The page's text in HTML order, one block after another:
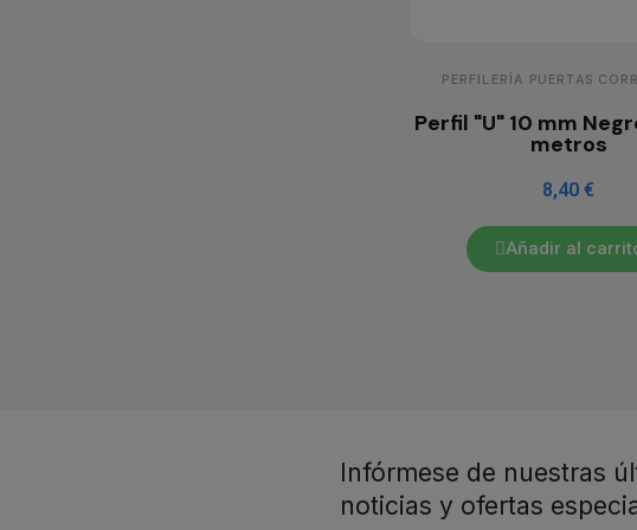
PERFILERÍA PUERTAS
Perfil "U" 10 mm
metros
8,40 €
Añadir al
Infórmese de nuestras
noticias y ofertas